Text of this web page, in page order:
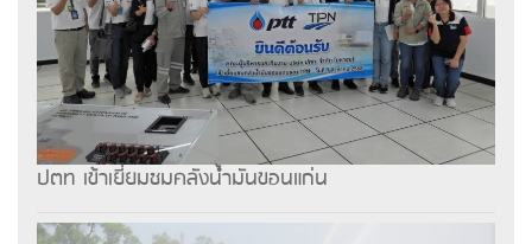
ปตท เข้าเยี่ยมชมคลังน้ำมันขอนแก่น